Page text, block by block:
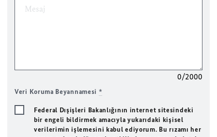
0/2000
Veri Koruma Beyannamesi *
Federal Dışişleri Bakanlığının internet sitesindeki
bir engeli bildirmek amacıyla yukarıdaki kişisel
verilerimin işlemesini kabul ediyorum. Bu rızamı her